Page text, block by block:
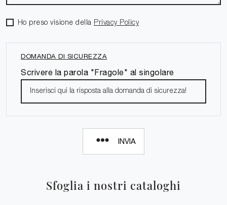
Sfoglia i nostri cataloghi
Ho preso visione della Privacy Policy
DOMANDA DI SICUREZZA
Scrivere la parola "Fragole" al singolare
INVIA